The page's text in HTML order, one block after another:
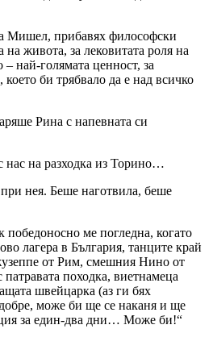
Мишел, прибавях философски
на живота, за лековитата роля на
– най-голямата ценност, за
би трябвало да е над всичко
Рина с напевната си
нас на разходка из Торино…
нея. Беше наготвила, беше
ме погледна, когато
лагера в България, танците край
от Рим, смешния Нино от
походка, виетнамеца
швейцарка (аз ги бях
може би ще се наканя и ще
за един-два дни… Може би!“